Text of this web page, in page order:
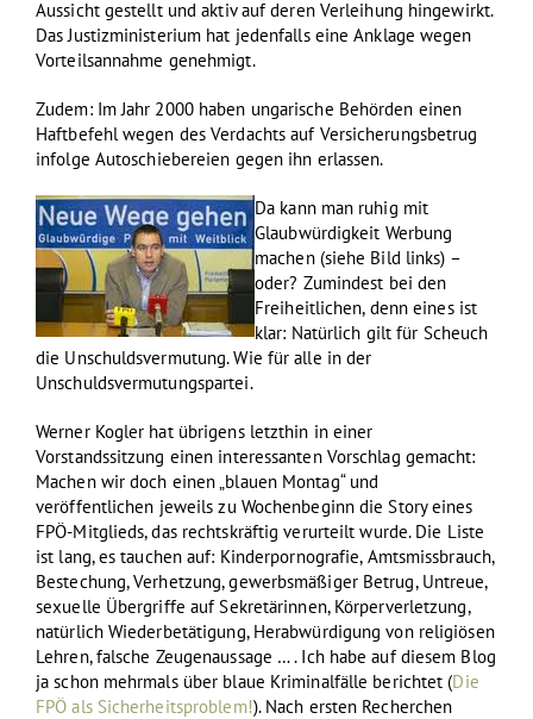
Aussicht gestellt und aktiv auf deren Verleihung hingewirkt.
Das Justizministerium hat jedenfalls eine Anklage wegen
Vorteilsannahme genehmigt.
Zudem: Im Jahr 2000 haben ungarische Behörden einen
Haftbefehl wegen des Verdachts auf Versicherungsbetrug
infolge Autoschiebereien gegen ihn erlassen.
Da kann man ruhig mit
Glaubwürdigkeit Werbung
machen (siehe Bild links) –
oder? Zumindest bei den
Freiheitlichen, denn eines ist
klar: Natürlich gilt für Scheuch
die Unschuldsvermutung. Wie für alle in der
Unschuldsvermutungspartei.
Werner Kogler hat übrigens letzthin in einer
Vorstandssitzung einen interessanten Vorschlag gemacht:
Machen wir doch einen „blauen Montag“ und
veröffentlichen jeweils zu Wochenbeginn die Story eines
FPÖ-Mitglieds, das rechtskräftig verurteilt wurde. Die Liste
ist lang, es tauchen auf: Kinderpornografie, Amtsmissbrauch,
Bestechung, Verhetzung, gewerbsmäßiger Betrug, Untreue,
sexuelle Übergriffe auf Sekretärinnen, Körperverletzung,
natürlich Wiederbetätigung, Herabwürdigung von religiösen
Lehren, falsche Zeugenaussage … . Ich habe auf diesem Blog
ja schon mehrmals über blaue Kriminalfälle berichtet (Die
FPÖ als Sicherheitsproblem!). Nach ersten Recherchen